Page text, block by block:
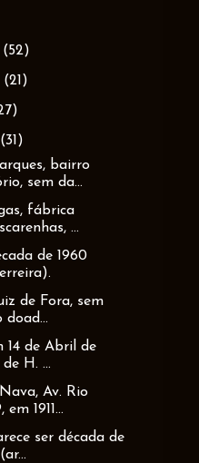
(52)
(21)
(31)
bairro
sem da...
fábrica
...
de 1960
de Fora, sem
14 de Abril de
H. ...
Av. Rio
em 1911...
ser década de